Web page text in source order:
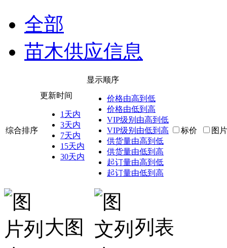
全部
苗木供应信息
综合排序
更新时间
1天内
3天内
7天内
15天内
30天内
显示顺序
价格由高到低
价格由低到高
VIP级别由高到低
VIP级别由低到高
供货量由高到低
供货量由低到高
起订量由高到低
起订量由低到高
标价 图
大图 列表